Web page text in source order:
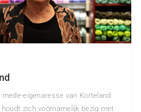
eigenaresse van Korteland
zich voornamelijk bezig met